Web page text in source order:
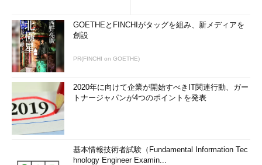
GOETHEとFINCHIがタッグを組み、新メディアを
創設
PR(FINCHI on GOETHE)
2020年に向けて企業が開始すべきIT関連行動、ガー
トナージャパンが4つのポイントを発表
基本情報技術者試験（Fundamental Information Tec
hnology Engineer Examin...